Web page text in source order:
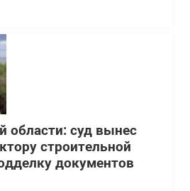
области: суд вынес
строительной
документов